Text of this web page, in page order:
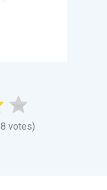
votes)